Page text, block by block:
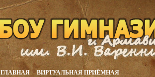
ГЛАВНАЯ ВИРТУАЛЬНАЯ ПРИЁМНАЯ